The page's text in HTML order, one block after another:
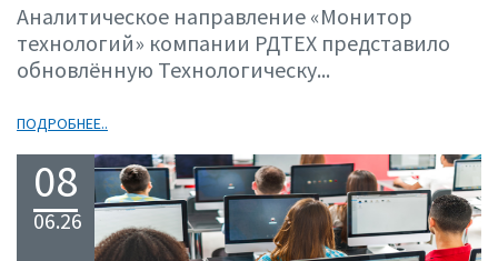
Аналитическое направление «Монитор
технологий» компании РДТЕХ представило
обновлённую Технологическу...
ПОДРОБНЕЕ..
08
06.26